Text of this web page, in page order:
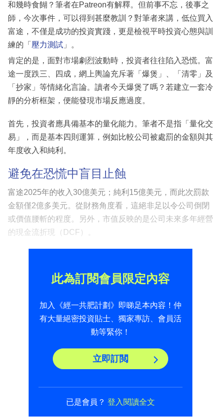
和幾時食餬？筆者在Patreon有解釋。但前事不忘，後事之
師，今次事件，可以得到甚麼教訓？對筆者來講，低位買入
富途，不僅是成功的投資實踐，更是檢視平時投資心態與訓
練的「 壓力測試 」。
肯定的是，面對市場劇烈波動時，投資者往往陷入恐慌。富
途一度跌三、四成，網上輿論充斥著「爆煲」、「清零」及
「抄家」等情緒化言論。讀者今天爆煲了嗎？若建立一套冷
靜的分析框架，便能發現市場反應過度。
首先，投資者應具備基本的量化能力。筆者不是指「量化交
易」，而是基本四則運算，例如比較公司被處罰的金額與其
年度收入和純利。
避免在恐慌中盲目止蝕
富途2025年的收入30億美元；純利15億美元，而此次罰款
金額僅2億多美元。從財務角度看，這絕非足以令公司倒閉
或價值腰斬的程度。另外，市值反映的是公司未來多年經營
的現金流折現（DCF）。
此為訂閱會員限定內容
加入《經一共肥計劃》即睇足本內容！仲
有大量絕密投資貼士、獨家專訪、會員活
動等緊你！
立即訂閲
已是會員？ 登入閱讀全文